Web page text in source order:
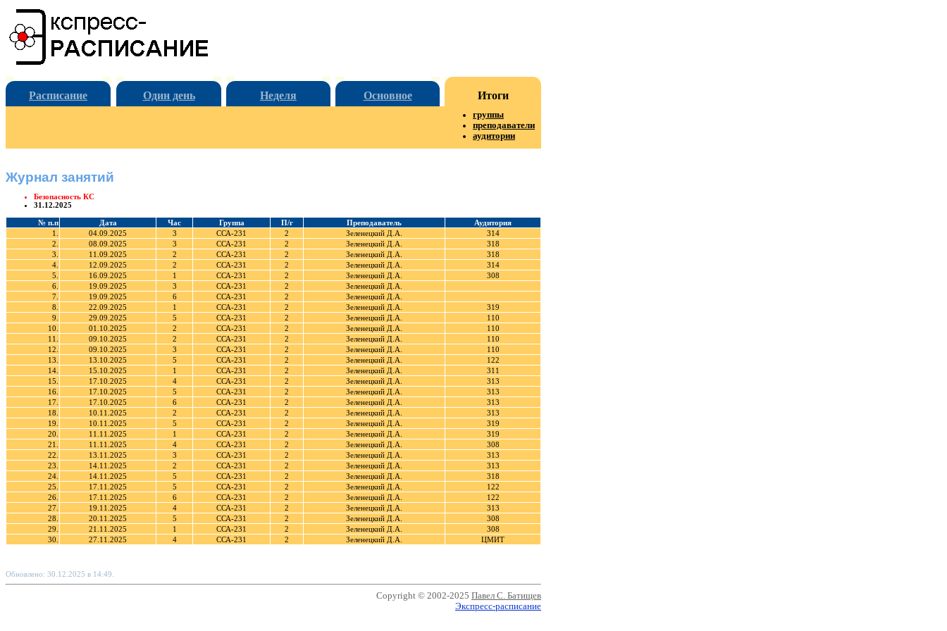
Расписание Один день Неделя Основное Итоги
группы
преподаватели
аудитории
Журнал занятий
Безопасность КС
31.12.2025
№ п.п Дата Час Группа П/г Преподаватель
Аудитория
1.
04.09.2025 3 ССА-231 2 Зеленецкий Д.А.
314
2.
08.09.2025 3 ССА-231 2 Зеленецкий Д.А.
318
3.
11.09.2025 2 ССА-231 2 Зеленецкий Д.А.
318
4.
12.09.2025 2 ССА-231 2 Зеленецкий Д.А.
314
5.
16.09.2025 1 ССА-231 2 Зеленецкий Д.А.
308
6.
19.09.2025 3 ССА-231 2
Зеленецкий Д.А.
7.
19.09.2025 6 ССА-231 2
Зеленецкий Д.А.
8.
22.09.2025 1 ССА-231 2 Зеленецкий Д.А.
319
9.
29.09.2025 5 ССА-231 2 Зеленецкий Д.А.
110
10.
01.10.2025 2 ССА-231 2 Зеленецкий Д.А.
110
11.
09.10.2025 2 ССА-231 2 Зеленецкий Д.А.
110
12.
09.10.2025 3 ССА-231 2 Зеленецкий Д.А.
110
13.
13.10.2025 5 ССА-231 2 Зеленецкий Д.А.
122
14.
15.10.2025 1 ССА-231 2 Зеленецкий Д.А.
311
15.
17.10.2025 4 ССА-231 2 Зеленецкий Д.А.
313
16.
17.10.2025 5 ССА-231 2 Зеленецкий Д.А.
313
17.
17.10.2025 6 ССА-231 2 Зеленецкий Д.А.
313
18.
10.11.2025 2 ССА-231 2 Зеленецкий Д.А.
313
19.
10.11.2025 5 ССА-231 2 Зеленецкий Д.А.
319
20.
11.11.2025 1 ССА-231 2 Зеленецкий Д.А.
319
21.
11.11.2025 4 ССА-231 2 Зеленецкий Д.А.
308
22.
13.11.2025 3 ССА-231 2 Зеленецкий Д.А.
313
23.
14.11.2025 2 ССА-231 2 Зеленецкий Д.А.
313
24.
14.11.2025 5 ССА-231 2 Зеленецкий Д.А.
318
25.
17.11.2025 5 ССА-231 2 Зеленецкий Д.А.
122
26.
17.11.2025 6 ССА-231 2 Зеленецкий Д.А.
122
27.
19.11.2025 4 ССА-231 2 Зеленецкий Д.А.
313
28.
20.11.2025 5 ССА-231 2 Зеленецкий Д.А.
308
29.
21.11.2025 1 ССА-231 2 Зеленецкий Д.А.
308
30.
27.11.2025 4 ССА-231 2 Зеленецкий Д.А. ЦМИТ
Обновлено: 30.12.2025 в 14:49.
Copyright © 2002-2025 Павел С. Батищев
Экспресс-расписание